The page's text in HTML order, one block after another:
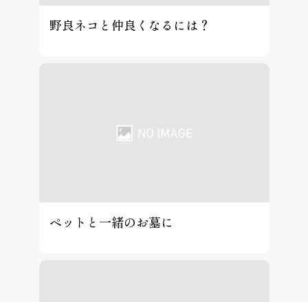
野良ネコと仲良くなるには？
ペットと一緒のお墓に